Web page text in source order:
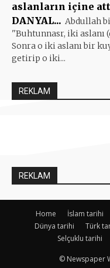
aslanların içine
DANYAL... Abdullah
''Buhtunnasr, iki aslanı
Sonra o iki aslanı bir
getirip o iki...
REKLAM
REKLAM
Home İslam tarihi
Dünya tarihi
Türk
Selçuklu tarihi
© Newspaper